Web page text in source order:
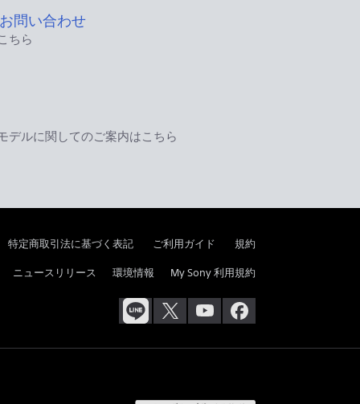
問い合わせ
ちら
デルに関してのご案内はこちら
特定商取引法に基づく表記 ご利用ガイド 規約
ニュースリリース 環境情報 My Sony 利用規約